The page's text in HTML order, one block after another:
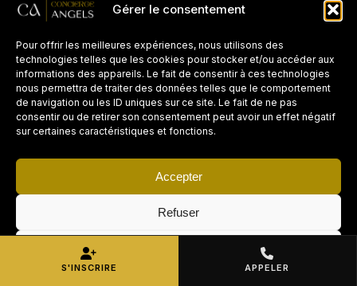
Gérer le consentement
Pour offrir les meilleures expériences, nous utilisons des
technologies telles que les cookies pour stocker et/ou accéder aux
informations des appareils. Le fait de consentir à ces technologies
nous permettra de traiter des données telles que le comportement
de navigation ou les ID uniques sur ce site. Le fait de ne pas
consentir ou de retirer son consentement peut avoir un effet négatif
sur certaines caractéristiques et fonctions.
Accepter
Refuser
S'INSCRIRE APPELER